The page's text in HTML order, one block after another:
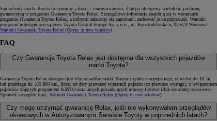
Samochody marki Toyota to synonim jakości i innowacyjności, dlatego oferujemy wieloletnią ochronę
gwarancyjną w programie Gwarancja Toyota Relax. Szczegółowe informacje znajdują się w warunkach
programu Gwarancja Toyota Relax, z którymi zalecamy się zapoznać i zachować je na przyszłość. Warunki
programu udostępnione są przez Toyota Central Europe Sp. z o.o., ul. Konstruktorska 5, 02‑673 Warszawa.
Warunki Gwarancji Toyota Relax (Opens in new window)
FAQ
Czy Gwarancja Toyota Relax jest dostępna dla wszystkich pojazdów
marki Toyota?
Gwarancja Toyota Relax dostępna jest dla pojazdów marki Toyota z rynku europejskiego, w wieku do 10 lat
lub przebiegu do 185.000 km, licząc od daty pierwszej rejestracji pojazdu (co pierwsze wystąpi), z wyłączeniem
pojazdów objętych programem KINTO oraz innych posiadających umowy flotowe i/lub kontrakty serwisowe.
Sprawdź szczegóły tutaj: Warunki Gwarancji Toyota Relax (Opens in new window)
Czy mogę otrzymać gwarancję Relax, jeśli nie wykonywałem przeglądów
okresowych w Autoryzowanym Serwisie Toyoty w poprzednich latach?